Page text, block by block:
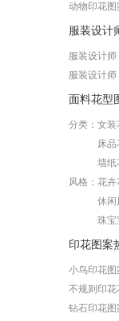
动物印花图
服装设计
服装设计师
服装设计师
面料花型
分类： 女装
床
墙纸
风格： 花卉
休闲
珠宝
印花图案
小鸟印花图
不规则印花
钻石印花图